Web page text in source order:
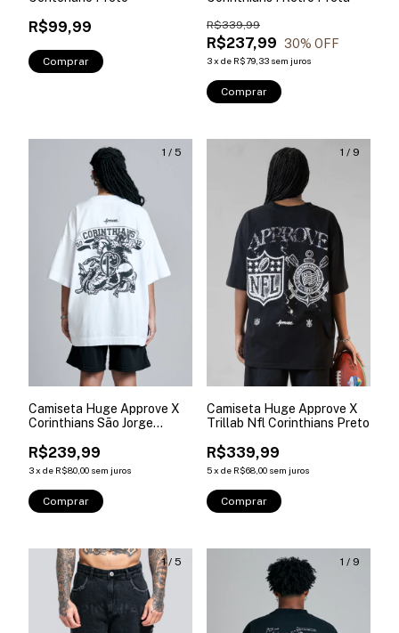
R$99,99
Comprar
R$237,99
R$339,99
30% OFF
3x de R$79,33 sem juros
Comprar
1 / 5
Camiseta Huge Approve X
Corinthians São Jorge
R$239,99
3x de R$80,00 sem juros
Comprar
1 / 9
Camiseta Huge Approve X
Trillab Nfl Corinthians Preto
R$339,99
5x de R$68,00 sem juros
Comprar
1/ 5 1 / 9